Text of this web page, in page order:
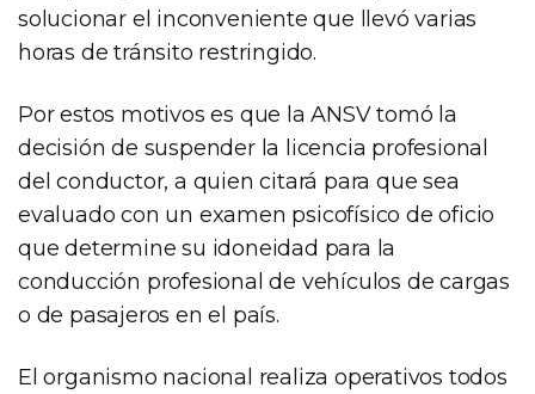
solucionar el inconveniente que llevó varias
horas de tránsito restringido.
Por estos motivos es que la ANSV tomó la
decisión de suspender la licencia profesional
del conductor, a quien citará para que sea
evaluado con un examen psicofísico de oficio
que determine su idoneidad para la
conducción profesional de vehículos de cargas
o de pasajeros en el país.
El organismo nacional realiza operativos todos